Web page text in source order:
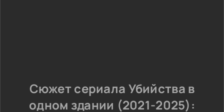
Сюжет сериала Убийства в
одном здании (2021-2025):